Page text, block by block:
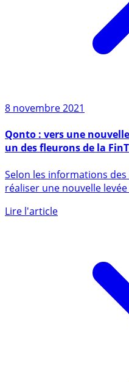
8 novembre 2021
un des fleurons de la
réaliser une nouvelle